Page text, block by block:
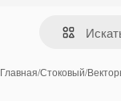
Главная/Стоковый/